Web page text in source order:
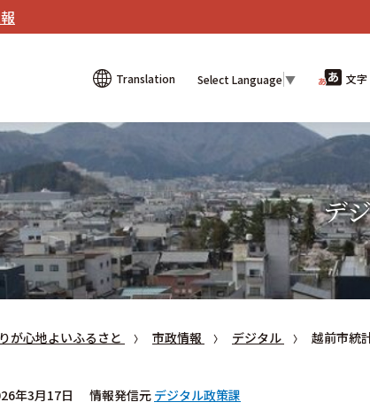
Translation
Select Language▼ 文字
デ
が心地よいふるさと 市政情報 デジタル 越前市統
年3月17日 情報発信元 デジタル政策課